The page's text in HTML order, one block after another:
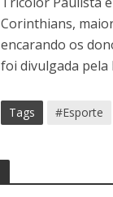
Corinthians,
encarando os
foi divulgada pela
Tags #Esporte